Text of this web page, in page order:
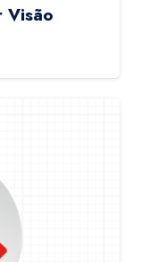
Visão